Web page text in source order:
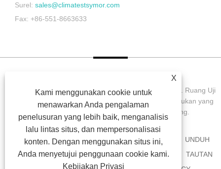
Surel: sales@climatestsymor.com
Fax: +86-551-8663633
Hak Cipta © 2022 Symor Instrument Equipment Co., Ltd. Ruang Uji
Lingkungan, Kabinet Kering Elektronik, Ruang Uji Pelapukan yang
Dipercepat Semua Hak dilindungi undang-undang.
RUMAH TENTANG KAMI PRODUK BERITA
UNDUH
MENGIRIMKAN PERMINTAAN
HUBUNGI KAMI
TAUTAN
X
Kami menggunakan cookie untuk
menawarkan Anda pengalaman
penelusuran yang lebih baik, menganalisis
lalu lintas situs, dan mempersonalisasi
konten. Dengan menggunakan situs ini,
Anda menyetujui penggunaan cookie kami.
Kebijakan Privasi